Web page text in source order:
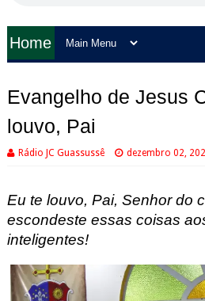
Home
Evangelho de Jesus
louvo, Pai
Rádio JC Guassussê dezembro 02,
Eu te louvo, Pai, Senhor do
escondeste essas coisas
inteligentes!